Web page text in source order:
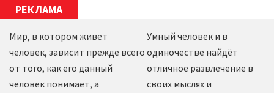
РЕКЛАМА
Мир, в котором живет
человек, зависит прежде всего
от того, как его данный
человек понимает, а
Умный человек и в
одиночестве найдёт
отличное развлечение в
своих мыслях и